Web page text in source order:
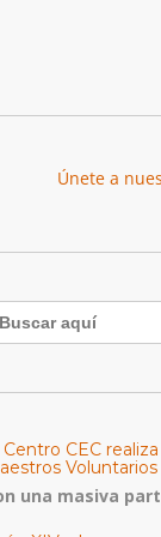
Únete a
Centro CEC
una masiva